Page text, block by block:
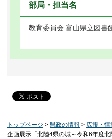
部局・担当名
教育委員会 富山県立図書
トップページ > 県政の情報 > 広報・情
企画展示「北陸4県の城～令和6年度